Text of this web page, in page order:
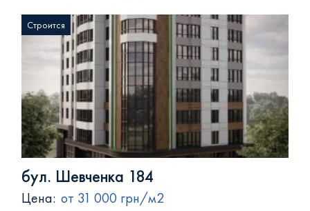
Строится
бул. Шевченка 184
Цена: от 31 000 грн/м2